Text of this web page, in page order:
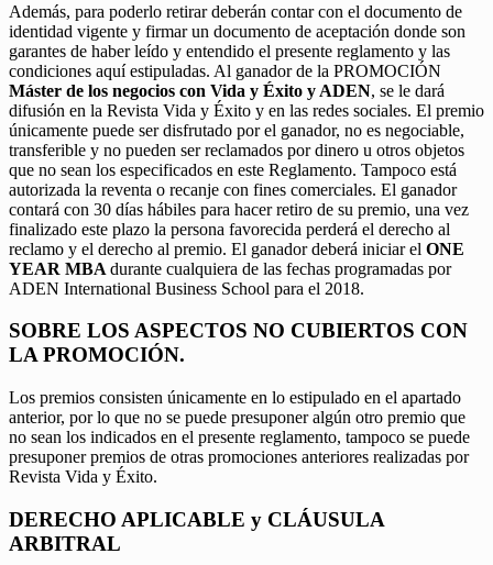
Además, para poderlo retirar deberán contar con el documento de
identidad vigente y firmar un documento de aceptación donde son
garantes de haber leído y entendido el presente reglamento y las
condiciones aquí estipuladas. Al ganador de la PROMOCIÓN
Máster de los negocios con Vida y Éxito y ADEN, se le dará
difusión en la Revista Vida y Éxito y en las redes sociales. El premio
únicamente puede ser disfrutado por el ganador, no es negociable,
transferible y no pueden ser reclamados por dinero u otros objetos
que no sean los especificados en este Reglamento. Tampoco está
autorizada la reventa o recanje con fines comerciales. El ganador
contará con 30 días hábiles para hacer retiro de su premio, una vez
finalizado este plazo la persona favorecida perderá el derecho al
reclamo y el derecho al premio. El ganador deberá iniciar el ONE
YEAR MBA durante cualquiera de las fechas programadas por
ADEN International Business School para el 2018.
SOBRE LOS ASPECTOS NO CUBIERTOS CON
LA PROMOCIÓN.
Los premios consisten únicamente en lo estipulado en el apartado
anterior, por lo que no se puede presuponer algún otro premio que
no sean los indicados en el presente reglamento, tampoco se puede
presuponer premios de otras promociones anteriores realizadas por
Revista Vida y Éxito.
DERECHO APLICABLE y CLÁUSULA
ARBITRAL